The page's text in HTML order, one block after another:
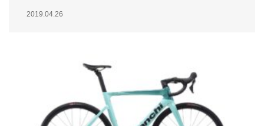
2019.04.26